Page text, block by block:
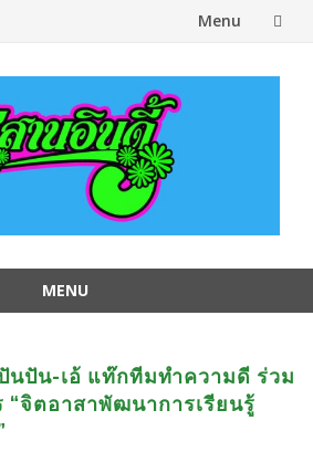
Menu
MENU
นปัน-เอ้ แท๊กทีมทำความดี ร่วม
“จิตอาสาพัฒนาการเรียนรู้